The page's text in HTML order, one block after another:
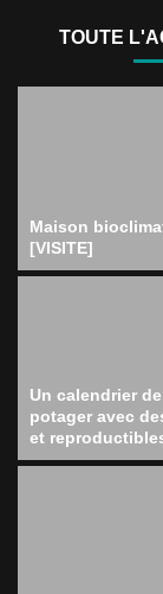
TOUTE
Maison
[VISITE]
Un calendrier
potager avec
et